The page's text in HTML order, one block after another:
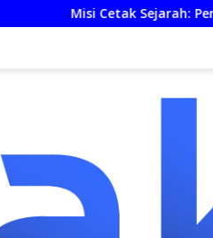
Misi Cetak Sejarah: Persiga U-17